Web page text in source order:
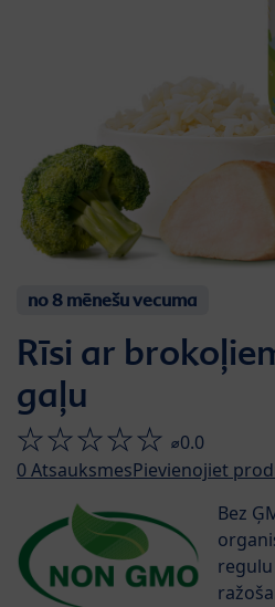
no 8 mēnešu vecuma
Rīsi ar
gaļu
⌀0.0
0AtsauksmesPievienojiet
Bez